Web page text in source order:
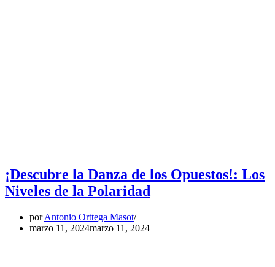
¡Descubre la Danza de los Opuestos!: Los
Niveles de la Polaridad
porAntonio Orttega Masot
marzo 11, 2024marzo 11, 2024